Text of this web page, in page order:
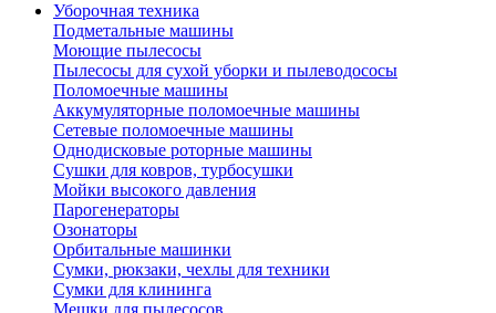
Уборочная техника
Подметальные машины
Моющие пылесосы
Пылесосы для сухой уборки и пылеводососы
Поломоечные машины
Аккумуляторные поломоечные машины
Сетевые поломоечные машины
Однодисковые роторные машины
Сушки для ковров, турбосушки
Мойки высокого давления
Парогенераторы
Озонаторы
Орбитальные машинки
Сумки, рюкзаки, чехлы для техники
Сумки для клининга
Мешки для пылесосов